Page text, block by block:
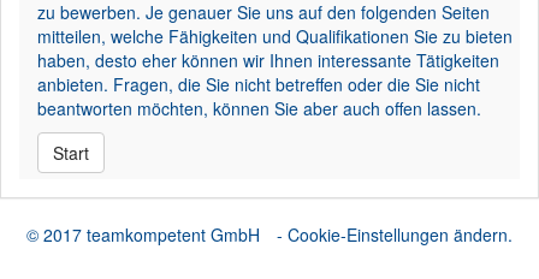
zu bewerben. Je genauer Sie uns auf den folgenden Seiten
mitteilen, welche Fähigkeiten und Qualifikationen Sie zu bieten
haben, desto eher können wir Ihnen interessante Tätigkeiten
anbieten. Fragen, die Sie nicht betreffen oder die Sie nicht
beantworten möchten, können Sie aber auch offen lassen.
Start
© 2017 teamkompetent GmbH - Cookie-Einstellungen ändern.